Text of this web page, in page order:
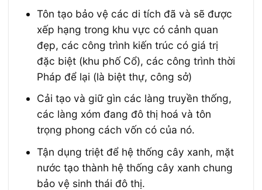
Tôn tạo bảo vệ các di tích đã và sẽ được
xếp hạng trong khu vực có cảnh quan
đẹp, các công trình kiến trúc có giá trị
đặc biệt (khu phố Cổ), các công trình thời
Pháp để lại (là biệt thự, công sở)
Cải tạo và giữ gìn các làng truyền thống,
các làng xóm đang đô thị hoá và tôn
trọng phong cách vốn có của nó.
Tận dụng triệt để hệ thống cây xanh, mặt
nước tạo thành hệ thống cây xanh chung
bảo vệ sinh thái đô thị.